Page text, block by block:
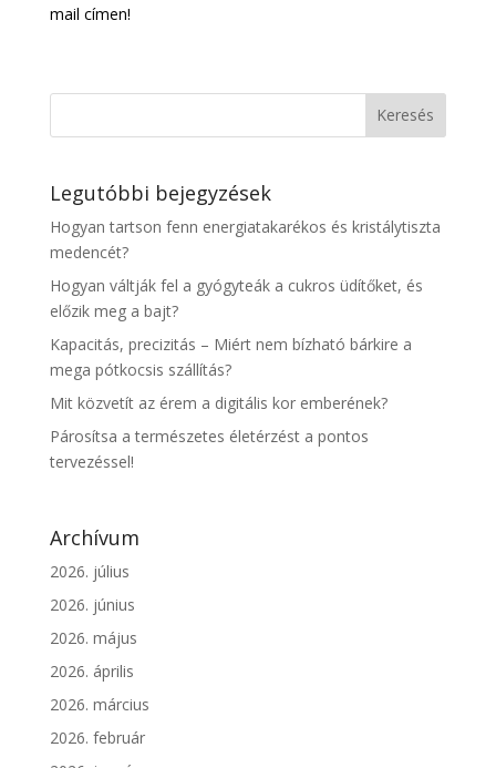
mail címen!
Legutóbbi bejegyzések
Hogyan tartson fenn energiatakarékos és kristálytiszta
medencét?
Hogyan váltják fel a gyógyteák a cukros üdítőket, és
előzik meg a bajt?
Kapacitás, precizitás – Miért nem bízható bárkire a
mega pótkocsis szállítás?
Mit közvetít az érem a digitális kor emberének?
Párosítsa a természetes életérzést a pontos
tervezéssel!
Archívum
2026. július
2026. június
2026. május
2026. április
2026. március
2026. február